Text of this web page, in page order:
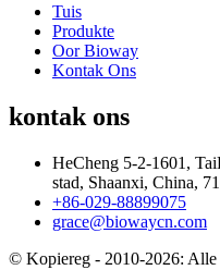
Tuis
Produkte
Oor Bioway
Kontak Ons
kontak ons
HeCheng 5-2-1601,
stad, Shaanxi, China,
+86-029-88899075
grace@biowaycn.com
© Kopiereg - 2010-2026: Alle